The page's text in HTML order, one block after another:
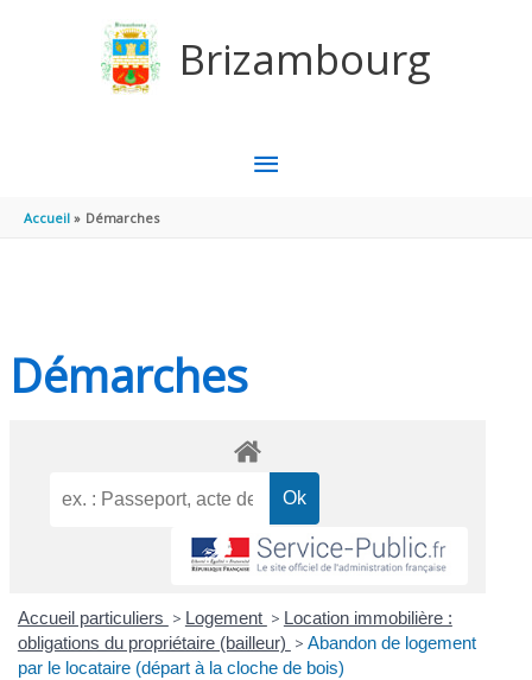
Brizambourg
MENU
Accueil Démarches
Démarches
Accueil particuliers > Logement > Location immobilière :
obligations du propriétaire (bailleur) > Abandon de logement
par le locataire (départ à la cloche de bois)